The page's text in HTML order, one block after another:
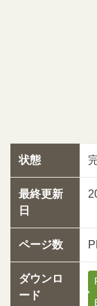
状態
最終更新
日
ページ数
ダウンロ
ード